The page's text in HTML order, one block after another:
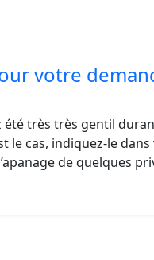
votre
très très gentil
le cas, indiquez-le
de quelques